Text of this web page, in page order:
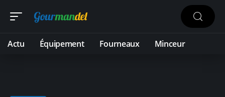
Actu Équipement Fourneaux Minceur